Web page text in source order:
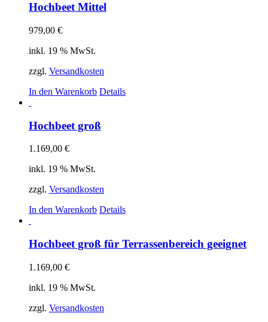
Hochbeet Mittel
979,00 €
inkl. 19 % MwSt.
zzgl. Versandkosten
In den Warenkorb Details
Hochbeet groß
1.169,00 €
inkl. 19 % MwSt.
zzgl. Versandkosten
In den Warenkorb Details
Hochbeet groß für Terrassenbereich geeignet
1.169,00 €
inkl. 19 % MwSt.
zzgl. Versandkosten